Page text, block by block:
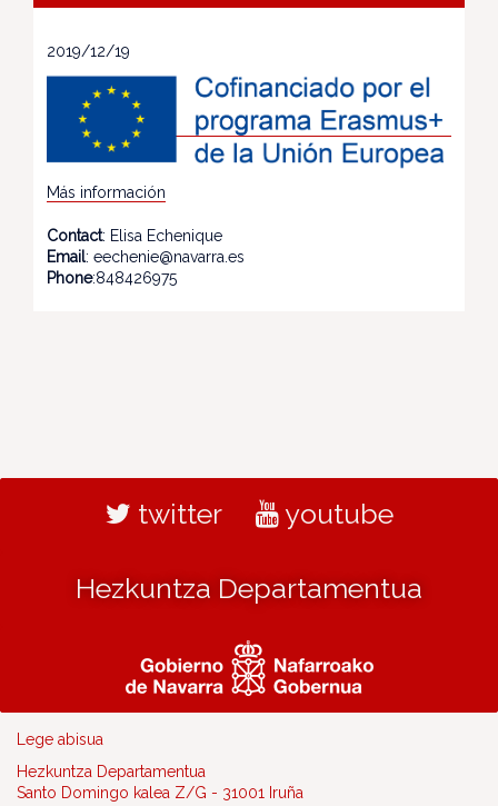
2019/12/19
Más información
Contact: Elisa Echenique
Email: eechenie@navarra.es
Phone:848426975
twitter youtube
Hezkuntza Departamentua
Lege abisua
Hezkuntza Departamentua
Santo Domingo kalea Z/G - 31001 Iruña